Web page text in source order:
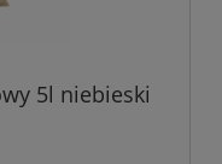
5l niebieski